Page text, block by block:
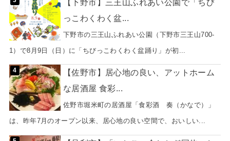
【下野市】三王山ふれあい公園で「ちび
っこわくわく盆...
下野市の三王山ふれあい公園（下野市三王山700-
1）で8月9日（日）に「ちびっこわくわく盆踊り」が初...
【佐野市】居心地の良い、アットホーム
な居酒屋 食彩...
佐野市堀米町の居酒屋「食彩酒 奏（かなで）」
は、昨年7月のオープン以来、居心地の良い空間で、おいしい...